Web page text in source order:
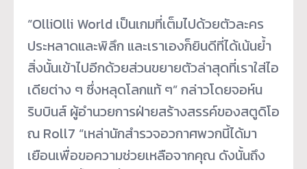
“OlliOlli World เป็นเกมที่เต็มไปด้วยตัวละคร
ประหลาดและพิลึก และเราเองก็ยินดีที่ได้เน้นย้ำ
สิ่งนั้นเข้าไปอีกด้วยส่วนขยายตัวล่าสุดที่เราใส่ไอ
เดียต่าง ๆ ซึ่งหลุดโลกแท้ ๆ” กล่าวโดยจอห์น
ริบบินส์ ผู้อำนวยการฝ่ายสร้างสรรค์ของสตูดิโอ
ณ Roll7 “เหล่านักสำรวจอวกาศพวกนี้ได้มา
เยือนเพื่อขอความช่วยเหลือจากคุณ ดังนั้นถึง